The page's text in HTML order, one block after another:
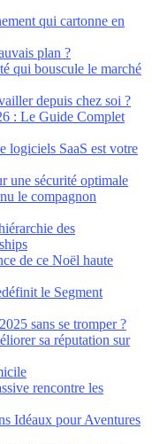
qui cartonne en
plan ?
qui bouscule le marché
depuis chez soi ?
: Le Guide Complet
logiciels SaaS est votre
une sécurité optimale
le compagnon
des
de ce Noël haute
le Segment
sans se tromper ?
sa réputation sur
rencontre les
Idéaux pour Aventures